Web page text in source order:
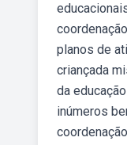
planos de
criançada
da
inúmeros